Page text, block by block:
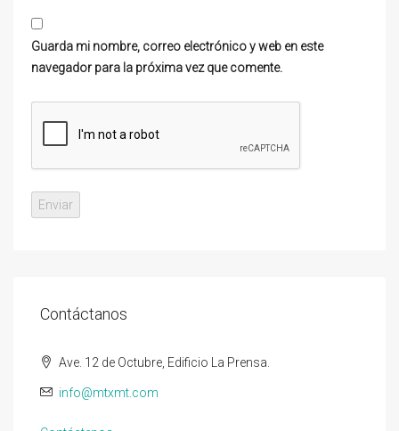
Guarda mi nombre, correo electrónico y web en este
navegador para la próxima vez que comente.
Contáctanos
Ave. 12 de Octubre, Edificio La Prensa.
info@mtxmt.com